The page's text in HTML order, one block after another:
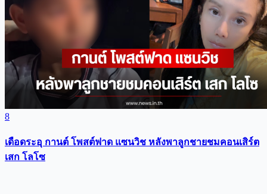
8
เดือดระอุ กานต์ โพสต์ฟาด แซนวิช หลังพาลูกชายชมคอนเสิร์ต
เสก โลโซ